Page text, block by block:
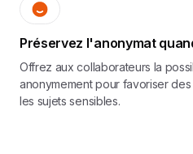
Préservez l'anonymat
Offrez aux collaborateurs la
anonymement pour favoriser
les sujets sensibles.